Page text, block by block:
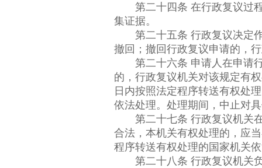
第二十四条 在行政复议过程
集证据。
第二十五条 行政复议决定作
撤回；撤回行政复议申请的，
第二十六条 申请人在申请行
的，行政复议机关对该规定有
日内按照法定程序转送有权处
依法处理。处理期间，中止对
第二十七条 行政复议机关在
合法，本机关有权处理的，应
程序转送有权处理的国家机关
第二十八条 行政复议机关负